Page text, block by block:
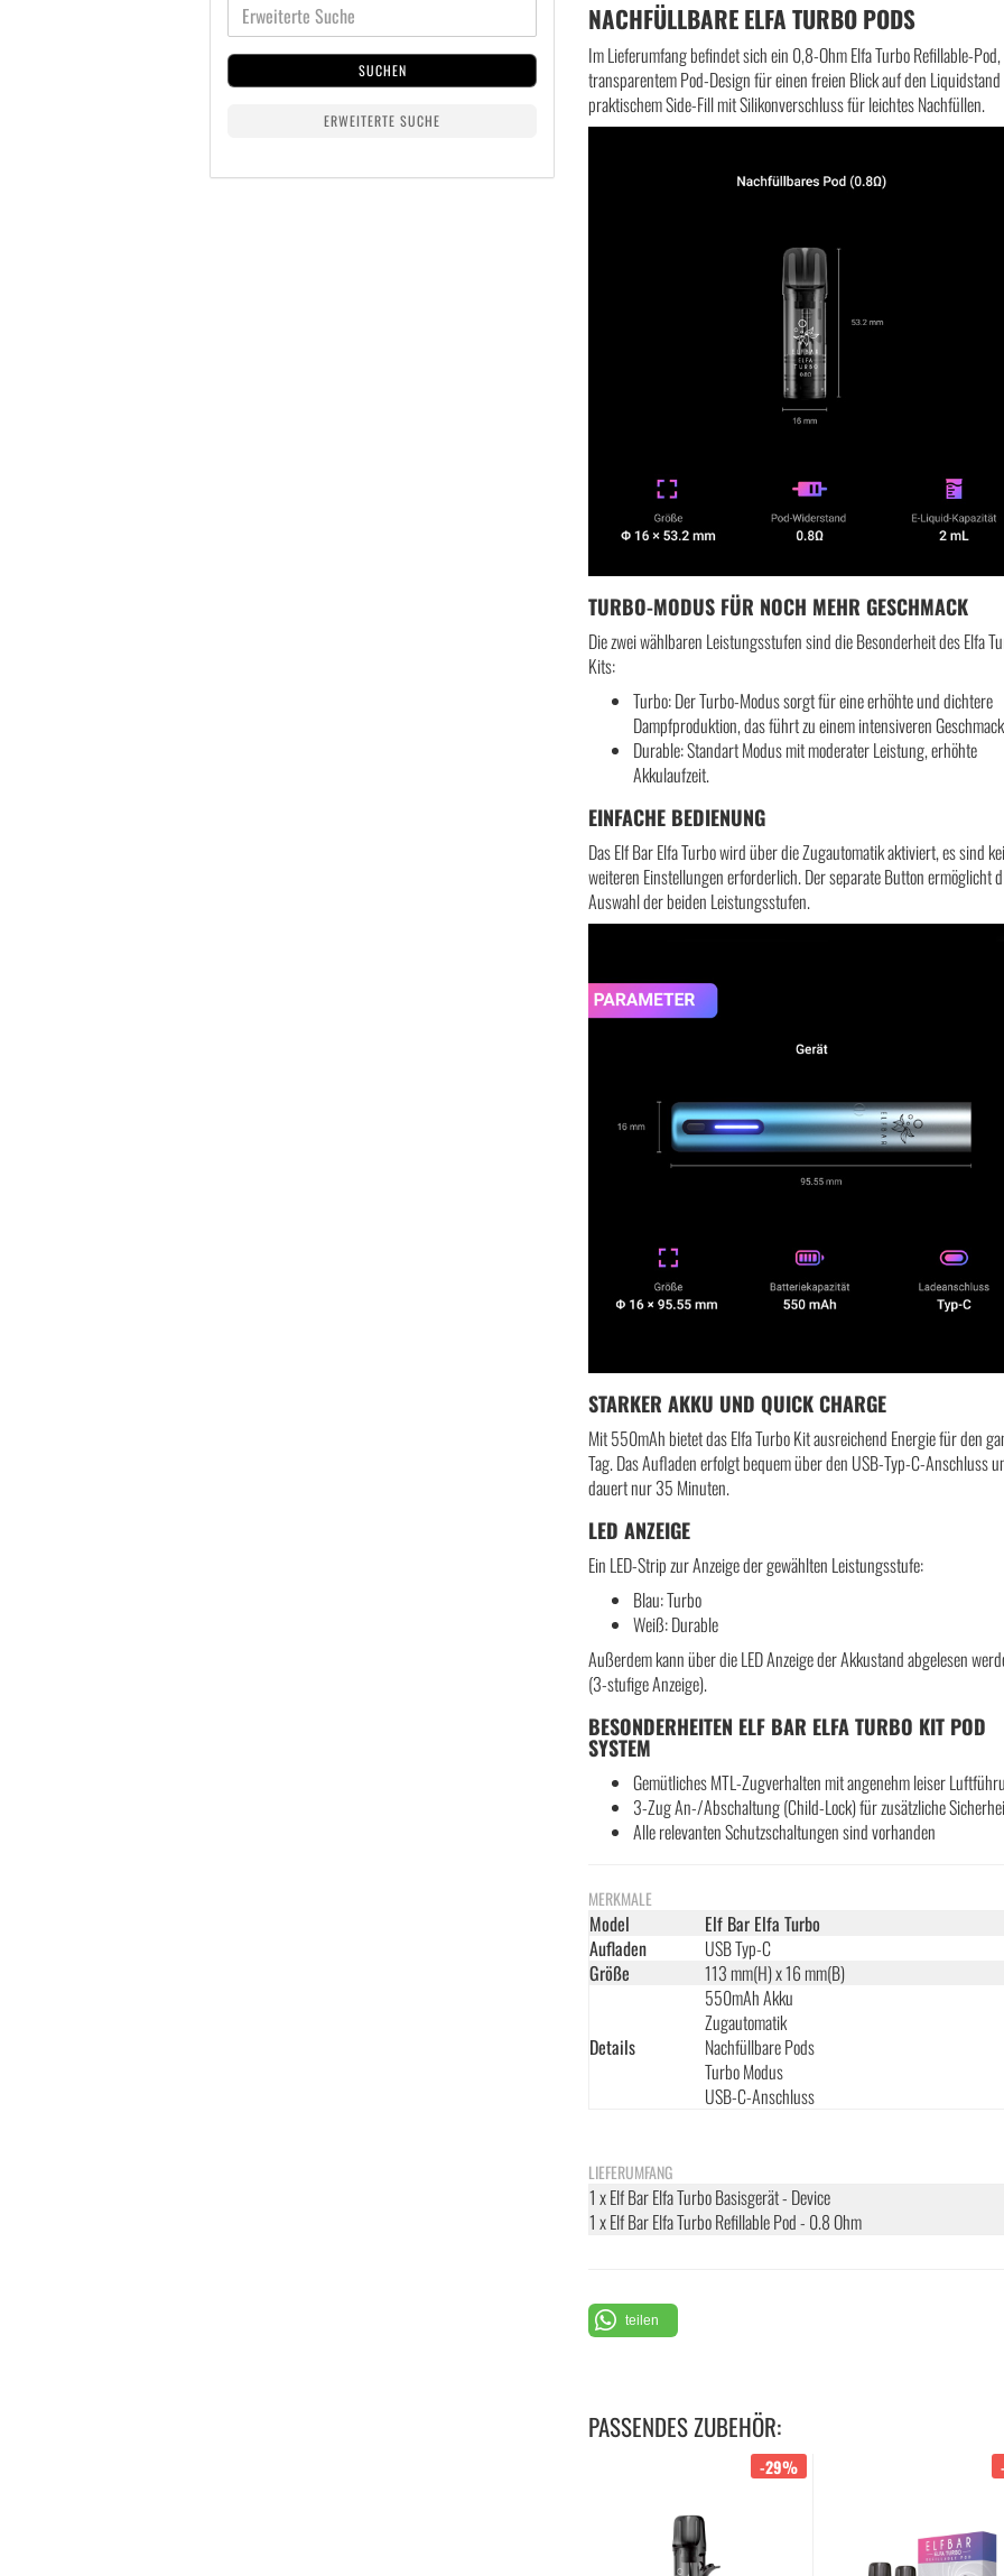
NACHFÜLLBARE ELFA TURBO PODS
Im Lieferumfang befindet sich ein 0,8-Ohm Elfa Turbo Refillable-
transparentem Pod-Design für einen freien Blick auf den
praktischem Side-Fill mit Silikonverschluss für leichtes Nachfüllen.
TURBO-MODUS FÜR NOCH MEHR GESCHMACK
Die zwei wählbaren Leistungsstufen sind die Besonderheit des Elfa
Kits:
Turbo: Der Turbo-Modus sorgt für eine erhöhte und dichtere
Dampfproduktion, das führt zu einem intensiveren
Durable: Standart Modus mit moderater Leistung, erhöhte
Akkulaufzeit.
EINFACHE BEDIENUNG
Das Elf Bar Elfa Turbo wird über die Zugautomatik aktiviert, es sind
weiteren Einstellungen erforderlich. Der separate Button ermöglicht
Auswahl der beiden Leistungsstufen.
STARKER AKKU UND QUICK CHARGE
Mit 550mAh bietet das Elfa Turbo Kit ausreichend Energie für den
Tag. Das Aufladen erfolgt bequem über den USB-Typ-C-Anschluss
dauert nur 35 Minuten.
LED ANZEIGE
Ein LED-Strip zur Anzeige der gewählten Leistungsstufe:
Blau: Turbo
Weiß: Durable
Außerdem kann über die LED Anzeige der Akkustand abgelesen
(3-stufige Anzeige).
BESONDERHEITEN ELF BAR ELFA TURBO KIT POD
SYSTEM
Gemütliches MTL-Zugverhalten mit angenehm leiser
3-Zug An-/Abschaltung (Child-Lock) für zusätzliche
Alle relevanten Schutzschaltungen sind vorhanden
MERKMALE
Model
Elf Bar Elfa Turbo
Aufladen
USB Typ-C
Größe
113 mm(H) x 16 mm(B)
Details
550mAh Akku
Zugautomatik
Nachfüllbare Pods
Turbo Modus
USB-C-Anschluss
LIEFERUMFANG
1 x Elf Bar Elfa Turbo Basisgerät - Device
1 x Elf Bar Elfa Turbo Refillable Pod - 0.8 Ohm
teilen
PASSENDES ZUBEHÖR:
-29%
SUCHEN
ERWEITERTE SUCHE